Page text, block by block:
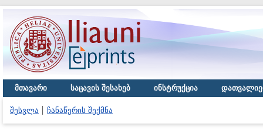
მთავარი საცავის შესახებ ინსტრუქცია
შესვლა ჩანაწერის შექმნა